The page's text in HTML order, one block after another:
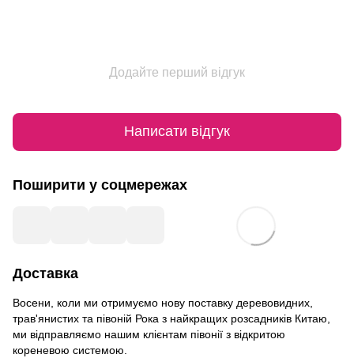
Додайте перший відгук
Написати відгук
Поширити у соцмережах
Доставка
Восени, коли ми отримуємо нову поставку деревовидних,
трав'янистих та півоній Рока з найкращих розсадників Китаю,
ми відправляємо нашим клієнтам півонії з відкритою
кореневою системою.